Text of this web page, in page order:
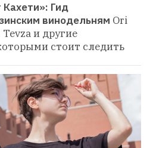
Гид
винодельням Ori
и другие
стоит следить